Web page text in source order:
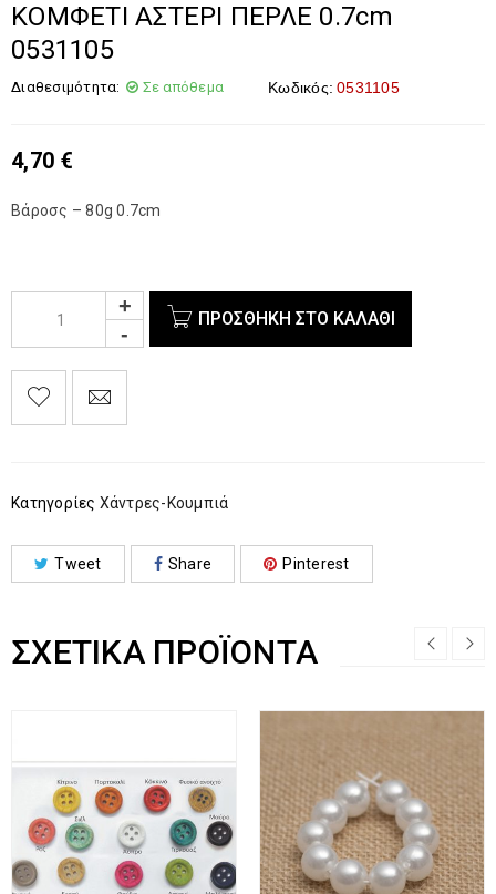
ΚΟΜΦΕΤΙ ΑΣΤΕΡΙ ΠΕΡΛΕ 0.7cm
0531105
Διαθεσιμότητα: Σε απόθεμα Κωδικός: 0531105
4,70 €
Βάροσς – 80g 0.7cm
ΠΡΟΣΘΉΚΗ ΣΤΟ ΚΑΛΆΘΙ
Κατηγορίες Χάντρες-Κουμπιά
Tweet Share Pinterest
ΣΧΕΤΙΚΆ ΠΡΟΪΌΝΤΑ